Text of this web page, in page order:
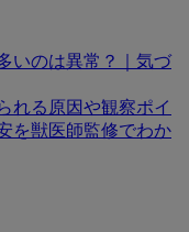
いのは異常？｜気づ
れる原因や観察ポイ
を獣医師監修でわか